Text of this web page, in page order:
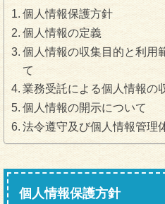
個人情報保護方針
個人情報の定義
個人情報の収集目的と利用
て
業務受託による個人情報の
個人情報の開示について
法令遵守及び個人情報管理
個人情報保護方針